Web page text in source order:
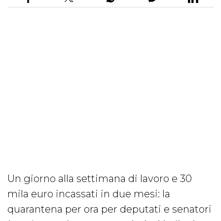
Un giorno alla settimana di lavoro e 30
mila euro incassati in due mesi: la
quarantena per ora per deputati e senatori